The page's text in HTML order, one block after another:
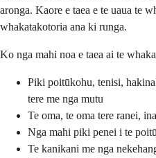
aronga. Kaore e taea e te uaua te
whakatakotoria ana ki runga.
Ko nga mahi noa e taea ai te
Piki poitūkohu, tenisi,
tere me nga mutu
Te oma, te oma tere ranei,
Nga mahi piki penei i te
Te kanikani me nga